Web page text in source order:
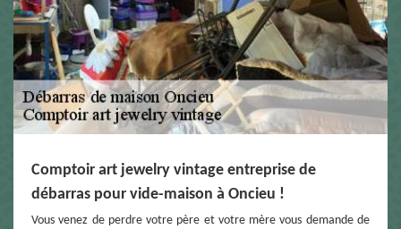
Comptoir art jewelry vintage entreprise de
débarras pour vide-maison à Oncieu !
Vous venez de perdre votre père et votre mère vous demande de